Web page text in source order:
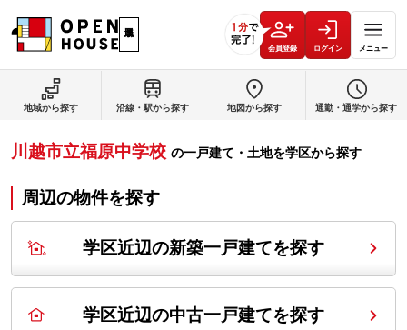
会員登録 ログイン メニュー
地域から探す 沿線・駅から探す 地図から探す 通勤・通学から探す
川越市立福原中学校 の一戸建て・土地を学区から探す
周辺の物件を探す
学区近辺の新築一戸建てを探す
学区近辺の中古一戸建てを探す